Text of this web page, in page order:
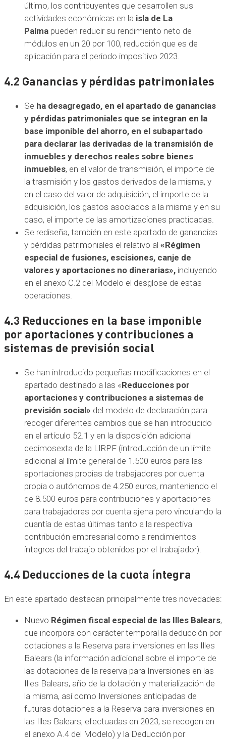
último, los contribuyentes que desarrollen sus
actividades económicas en la isla de La
Palma pueden reducir su rendimiento neto de
módulos en un 20 por 100, reducción que es de
aplicación para el periodo impositivo 2023.
4.2 Ganancias y pérdidas patrimoniales
Se ha desagregado, en el apartado de ganancias
y pérdidas patrimoniales que se integran en la
base imponible del ahorro, en el subapartado
para declarar las derivadas de la transmisión de
inmuebles y derechos reales sobre bienes
inmuebles, en el valor de transmisión, el importe de
la trasmisión y los gastos derivados de la misma, y
en el caso del valor de adquisición, el importe de la
adquisición, los gastos asociados a la misma y en su
caso, el importe de las amortizaciones practicadas.
Se rediseña, también en este apartado de ganancias
y pérdidas patrimoniales el relativo al «Régimen
especial de fusiones, escisiones, canje de
valores y aportaciones no dinerarias», incluyendo
en el anexo C.2 del Modelo el desglose de estas
operaciones.
4.3 Reducciones en la base imponible
por aportaciones y contribuciones a
sistemas de previsión social
Se han introducido pequeñas modificaciones en el
apartado destinado a las «Reducciones por
aportaciones y contribuciones a sistemas de
previsión social» del modelo de declaración para
recoger diferentes cambios que se han introducido
en el artículo 52.1 y en la disposición adicional
decimosexta de la LIRPF (introducción de un límite
adicional al límite general de 1.500 euros para las
aportaciones propias de trabajadores por cuenta
propia o autónomos de 4.250 euros, manteniendo el
de 8.500 euros para contribuciones y aportaciones
para trabajadores por cuenta ajena pero vinculando la
cuantía de estas últimas tanto a la respectiva
contribución empresarial como a rendimientos
íntegros del trabajo obtenidos por el trabajador).
4.4 Deducciones de la cuota íntegra
En este apartado destacan principalmente tres novedades:
Nuevo Régimen fiscal especial de las Illes Balears,
que incorpora con carácter temporal la deducción por
dotaciones a la Reserva para inversiones en las Illes
Balears (la información adicional sobre el importe de
las dotaciones de la reserva para Inversiones en las
Illes Balears, año de la dotación y materialización de
la misma, así como Inversiones anticipadas de
futuras dotaciones a la Reserva para inversiones en
las Illes Balears, efectuadas en 2023, se recogen en
el anexo A.4 del Modelo) y la Deducción por